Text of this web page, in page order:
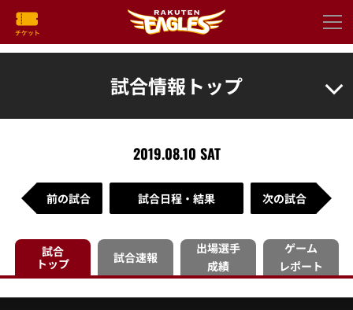
試合情報トップ
2019.08.10 SAT
前の試合 試合日程・結果 次の試合
試合
トップ
試合速報
出場選手
成績
ゲーム
レポート